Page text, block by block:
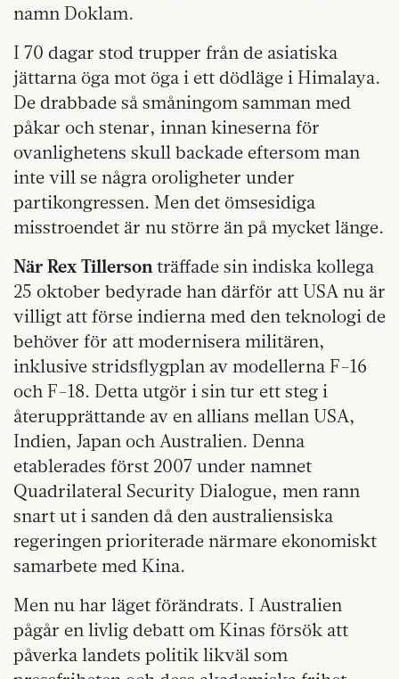
namn Doklam.
I 70 dagar stod trupper från de asiatiska
jättarna öga mot öga i ett dödläge i Himalaya.
De drabbade så småningom samman med
påkar och stenar, innan kineserna för
ovanlighetens skull backade eftersom man
inte vill se några oroligheter under
partikongressen. Men det ömsesidiga
misstroendet är nu större än på mycket länge.
När Rex Tillerson träffade sin indiska kollega
25 oktober bedyrade han därför att USA nu är
villigt att förse indierna med den teknologi de
behöver för att modernisera militären,
inklusive stridsflygplan av modellerna F-16
och F-18. Detta utgör i sin tur ett steg i
återupprättande av en allians mellan USA,
Indien, Japan och Australien. Denna
etablerades först 2007 under namnet
Quadrilateral Security Dialogue, men rann
snart ut i sanden då den australiensiska
regeringen prioriterade närmare ekonomiskt
samarbete med Kina.
Men nu har läget förändrats. I Australien
pågår en livlig debatt om Kinas försök att
påverka landets politik likväl som